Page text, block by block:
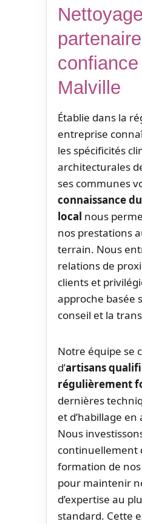
Malville
Établie dans la
entreprise
les spécificités
architecturales
ses communes
connaissance
local nous
nos prestations
terrain. Nous
relations de
clients et
approche basée
conseil et la
Notre équipe se
d’artisans
régulièrement
dernières
et d’habillage
Nous
continuellement
formation de
pour maintenir
d’expertise au
standard. Cette